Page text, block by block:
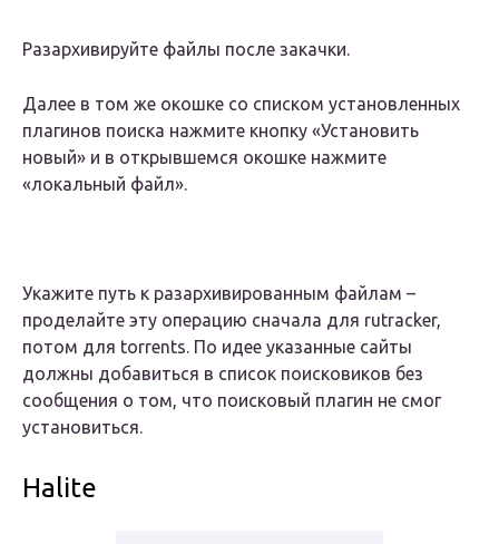
Разархивируйте файлы после закачки.
Далее в том же окошке со списком установленных
плагинов поиска нажмите кнопку «Установить
новый» и в открывшемся окошке нажмите
«локальный файл».
Укажите путь к разархивированным файлам –
проделайте эту операцию сначала для rutracker,
потом для torrents. По идее указанные сайты
должны добавиться в список поисковиков без
сообщения о том, что поисковый плагин не смог
установиться.
Halite